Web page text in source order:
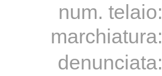
num. telaio:
marchiatura:
denunciata: